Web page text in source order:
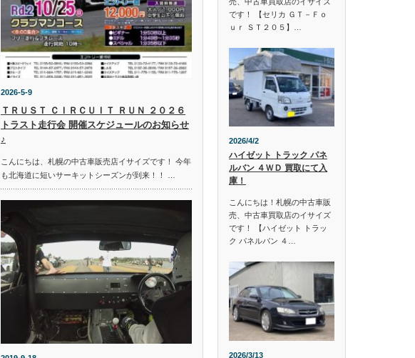
2026-5-9
ＴＲＵＳＴ ＣＩＲＣＵＩＴ ＲＵＮ ２０２６
トラスト走行会 開催スケジュールのお知らせ
♪
こんにちは、札幌の中古車販売店イサイズです！ 今年
も北海道に短いサーキットシーズンが到来！！ …
です！ 【セリカ ＧＴ－Ｆｏ
ｕｒ ＳＴ２０５】…
2026/4/2
ハイゼット トラック パネ
ルバン ４ＷＤ 買取にて入
庫！
こんにちは！札幌の中古車販
売、中古車買取店のイサイズ
です！ 【ハイゼット トラッ
ク パネルバン ４…
2026/3/13